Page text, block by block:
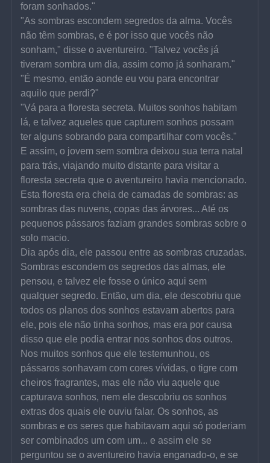
foram sonhados."
"As sombras escondem segredos da alma. Vocês
não têm sombras, e é por isso que vocês não
sonham," disse o aventureiro. "Talvez vocês já
tiveram sombra um dia, assim como já sonharam."
"É mesmo, então aonde eu vou para encontrar
aquilo que perdi?"
"Vá para a floresta secreta. Muitos sonhos habitam
lá, e talvez aqueles que capturem sonhos possam
ter alguns sobrando para compartilhar com vocês."
E assim, o jovem sem sombra deixou sua terra natal
para trás, viajando muito distante para visitar a
floresta secreta que o aventureiro havia mencionado.
Esta floresta era cheia de camadas de sombras: as
sombras das nuvens, copas das árvores... Até os
pequenos pássaros faziam grandes sombras sobre o
solo macio.
Dia após dia, ele passou entre as sombras cruzadas.
Sombras escondem os segredos das almas, ele
pensou, e talvez ele fosse o único aqui sem
qualquer segredo. Então, um dia, ele descobriu que
todos os planos dos sonhos estavam abertos para
ele, pois ele não tinha sonhos, mas era por causa
disso que ele podia entrar nos sonhos dos outros.
Nos muitos sonhos que ele testemunhou, os
pássaros sonhavam com cores vívidas, o tigre com
cheiros fragrantes, mas ele não viu aquele que
capturava sonhos, nem ele descobriu os sonhos
extras dos quais ele ouviu falar. Os sonhos, as
sombras e os seres que habitavam aqui só poderiam
ser combinados um com um... e assim ele se
perguntou se o aventureiro havia enganado-o, e se